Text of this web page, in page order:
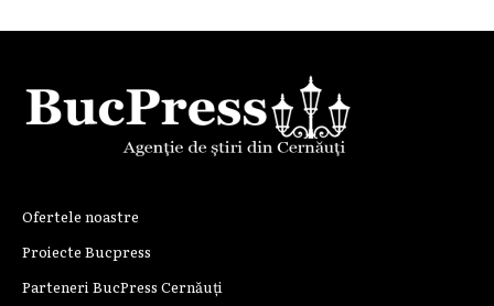
Ofertele noastre
Proiecte Bucpress
Parteneri BucPress Cernăuți